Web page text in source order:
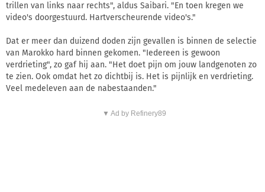
trillen van links naar rechts", aldus Saibari. "En toen kregen we
video's doorgestuurd. Hartverscheurende video's."
Dat er meer dan duizend doden zijn gevallen is binnen de selectie
van Marokko hard binnen gekomen. "Iedereen is gewoon
verdrieting", zo gaf hij aan. "Het doet pijn om jouw landgenoten zo
te zien. Ook omdat het zo dichtbij is. Het is pijnlijk en verdrieting.
Veel medeleven aan de nabestaanden."
▼ Ad by Refinery89